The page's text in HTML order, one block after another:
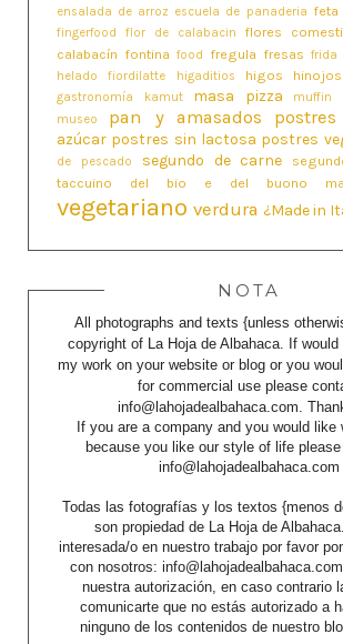
ensalada de arroz escuela de panaderia feta
fingerfood
flor de calabacin flores
calabacín fontina food fregula fresas frida
helado fiordilatte higaditios higos hinojos
gastronomía
kamut masa pizza muffin
museo pan y amasados postres
azúcar postres sin lactosa postres
de pescado
segundo de carne
taccuino del bio e del buono
vegetariano verdura ¿Made in
NOTA
All photographs and texts {unless
copyright of La Hoja de Albahaca. If
my work on your website or blog or you
for commercial use please
info@lahojadealbahaca.com.
If you are a company and you would like
because you like our style of life
info@lahojadealbahaca.com
Todas las fotografías y los textos {menos
son propiedad de La Hoja de
interesada/o en nuestro trabajo por favor
con nosotros:
nuestra autorización, en caso contrario
comunicarte que no estás autorizado a
ninguno de los contenidos de nuestro